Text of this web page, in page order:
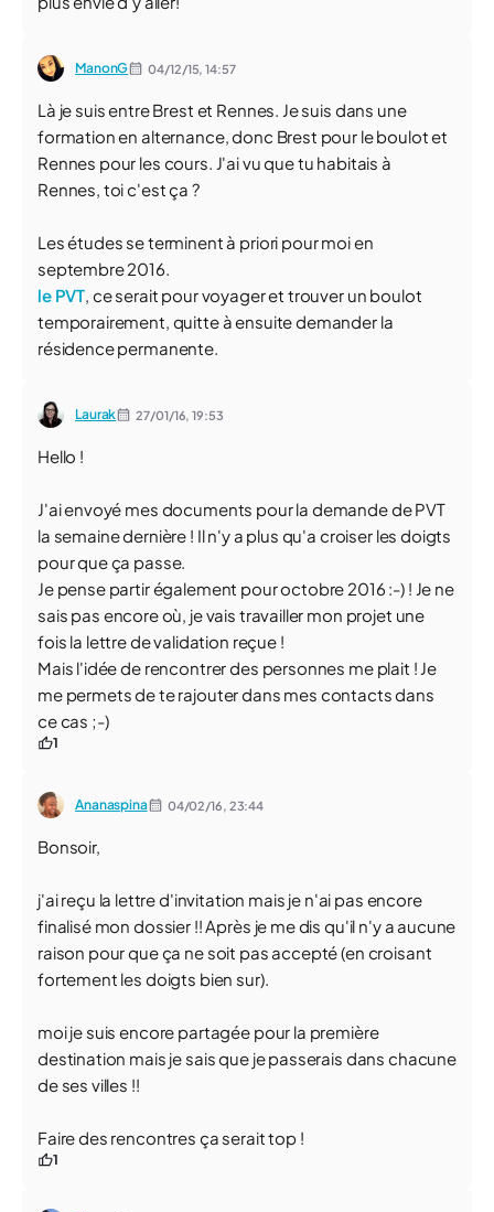
ManonG 04/12/15,14:57
Là je suis entre Brest et Rennes. Je suis dans une
formation en alternance, donc Brest pour le boulot et
Rennes pour les cours. J'ai vu que tu habitais à
Rennes, toi c'est ça ?
Les études se terminent à priori pour moi en
septembre 2016.
le PVT, ce serait pour voyager et trouver un boulot
temporairement, quitte à ensuite demander la
résidence permanente.
Laurak 27/01/16,19:53
Hello !
J'ai envoyé mes documents pour la demande de PVT
la semaine dernière ! Il n'y a plus qu'a croiser les doigts
pour que ça passe.
Je pense partir également pour octobre 2016 :-) ! Je ne
sais pas encore où, je vais travailler mon projet une
fois la lettre de validation reçue !
Mais l'idée de rencontrer des personnes me plait ! Je
me permets de te rajouter dans mes contacts dans
ce cas ;-)
1
Ananaspina 04/02/16, 23:44
Bonsoir,
j'ai reçu la lettre d'invitation mais je n'ai pas encore
finalisé mon dossier !! Après je me dis qu'il n'y a aucune
raison pour que ça ne soit pas accepté (en croisant
fortement les doigts bien sur).
moi je suis encore partagée pour la première
destination mais je sais que je passerais dans chacune
de ses villes !!
Faire des rencontres ça serait top !
1